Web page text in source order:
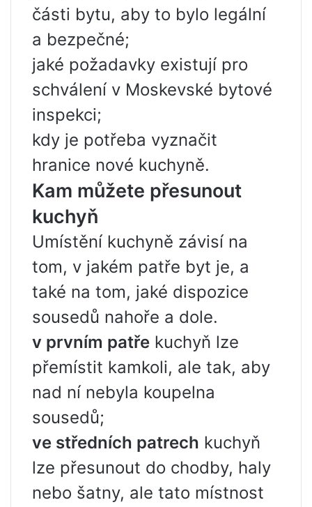
části bytu, aby to bylo legální
a bezpečné;
jaké požadavky existují pro
schválení v Moskevské bytové
inspekci;
kdy je potřeba vyznačit
hranice nové kuchyně.
Kam můžete přesunout
kuchyň
Umístění kuchyně závisí na
tom, v jakém patře byt je, a
také na tom, jaké dispozice
sousedů nahoře a dole.
v prvním patře kuchyň lze
přemístit kamkoli, ale tak, aby
nad ní nebyla koupelna
sousedů;
ve středních patrech kuchyň
lze přesunout do chodby, haly
nebo šatny, ale tato místnost